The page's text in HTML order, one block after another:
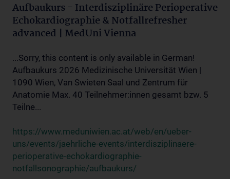
Aufbaukurs - Interdisziplinäre Perioperative
Echokardiographie & Notfallrefresher
advanced | MedUni Vienna
...Sorry, this content is only available in German!
Aufbaukurs 2026 Medizinische Universität Wien |
1090 Wien, Van Swieten Saal und Zentrum für
Anatomie Max. 40 Teilnehmer:innen gesamt bzw. 5
Teilne...
https://www.meduniwien.ac.at/web/en/ueber-
uns/events/jaehrliche-events/interdisziplinaere-
perioperative-echokardiographie-
notfallsonographie/aufbaukurs/